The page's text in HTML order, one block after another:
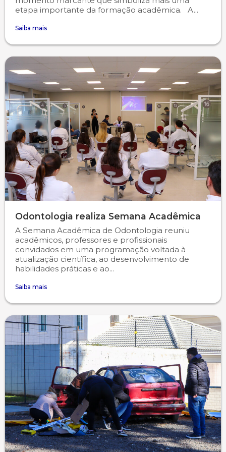
etapa importante da formação acadêmica. A...
Saiba mais
Odontologia realiza Semana Acadêmica
A Semana Acadêmica de Odontologia reuniu
acadêmicos, professores e profissionais
convidados em uma programação voltada à
atualização científica, ao desenvolvimento de
habilidades práticas e ao...
Saiba mais
Psicologia
Publicidade e Propaganda
Segunda Chamada
Seguro Escolar
Sapien
Simulado Preparatório
Publicações Científicas
Revistas Campo Real
WhatsApp Campo Real